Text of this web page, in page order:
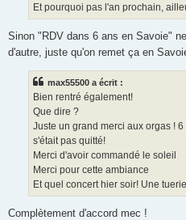
Et pourquoi pas l'an prochain,
Sinon "RDV dans 6 ans en Savoie"
d'autre, juste qu'on remet ça en
max55500 a écrit :
Bien rentré également!
Que dire ?
Juste un grand merci aux orgas !
s'était pas quitté!
Merci d'avoir commandé le soleil
Merci pour cette ambiance
Et quel concert hier soir! Une tuerie
Complètement d'accord mec !